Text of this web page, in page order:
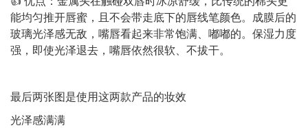
能均匀推开唇蜜，且不会带走底下的唇线笔颜色。成膜后的
玻璃光泽感无敌，嘴唇看起来非常饱满、嘟嘟的。保湿力度
强，即使光泽退去，嘴唇依然很软、不拔干。
最后两张图是使用这两款产品的妆效
光泽感满满